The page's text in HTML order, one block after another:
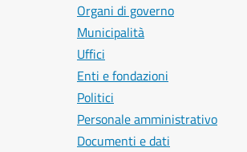
Organi di governo
Municipalità
Uffici
Enti e fondazioni
Politici
Personale amministrativo
Documenti e dati